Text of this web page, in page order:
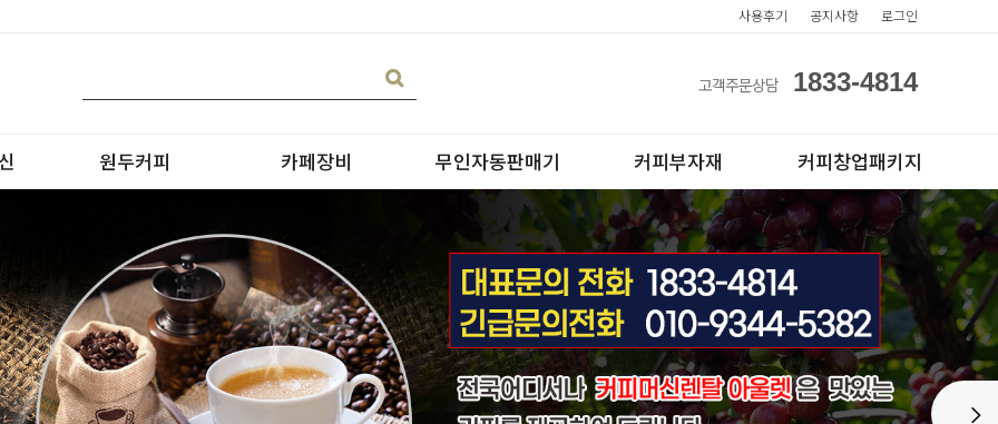
사용후기 공지사항 로그인
고객주문상담 1833-4814
원두커피
블랜딩
원두커피
카페장비
온수기/우유스팀기
무인자동판매기 커피부자재
아이스컵
테이크아웃컵
커피창업패키지
전자동카페창업페키지
반자동카페창업페키지